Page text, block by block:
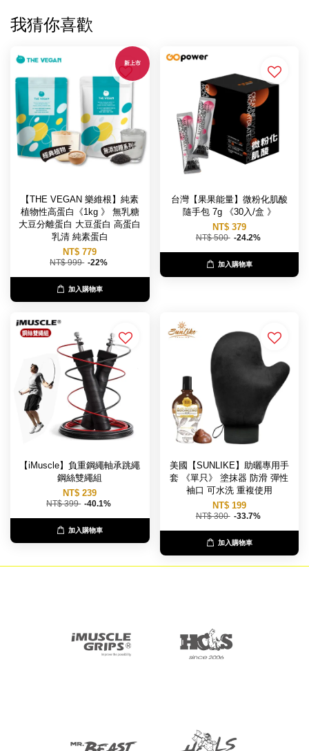
我猜你喜歡
新上市
【THE VEGAN 樂維根】純素
植物性高蛋白《1kg 》 無乳糖
大豆分離蛋白 大豆蛋白 高蛋白
乳清 純素蛋白
NT$ 779
NT$ 999 -22%
加入購物車
台灣【果果能量】微粉化肌酸
隨手包 7g 《30入/盒 》
NT$ 379
NT$ 500 -24.2%
加入購物車
【iMuscle】負重鋼繩軸承跳繩
鋼絲雙繩組
NT$ 239
NT$ 399 -40.1%
加入購物車
美國【SUNLIKE】助曬專用手
套 《單只》 塗抹器 防滑 彈性
袖口 可水洗 重複使用
NT$ 199
NT$ 300 -33.7%
加入購物車